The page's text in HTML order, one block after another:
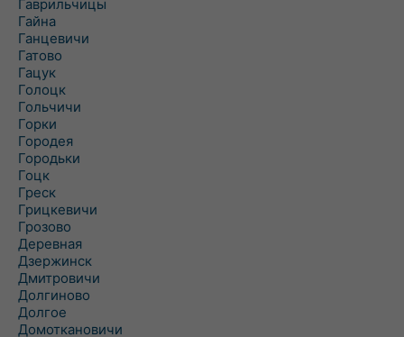
Гаврильчицы
Гайна
Ганцевичи
Гатово
Гацук
Голоцк
Гольчичи
Горки
Городея
Городьки
Гоцк
Греск
Грицкевичи
Грозово
Деревная
Дзержинск
Дмитровичи
Долгиново
Долгое
Домоткановичи